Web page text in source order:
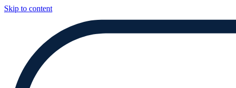
Skip to content